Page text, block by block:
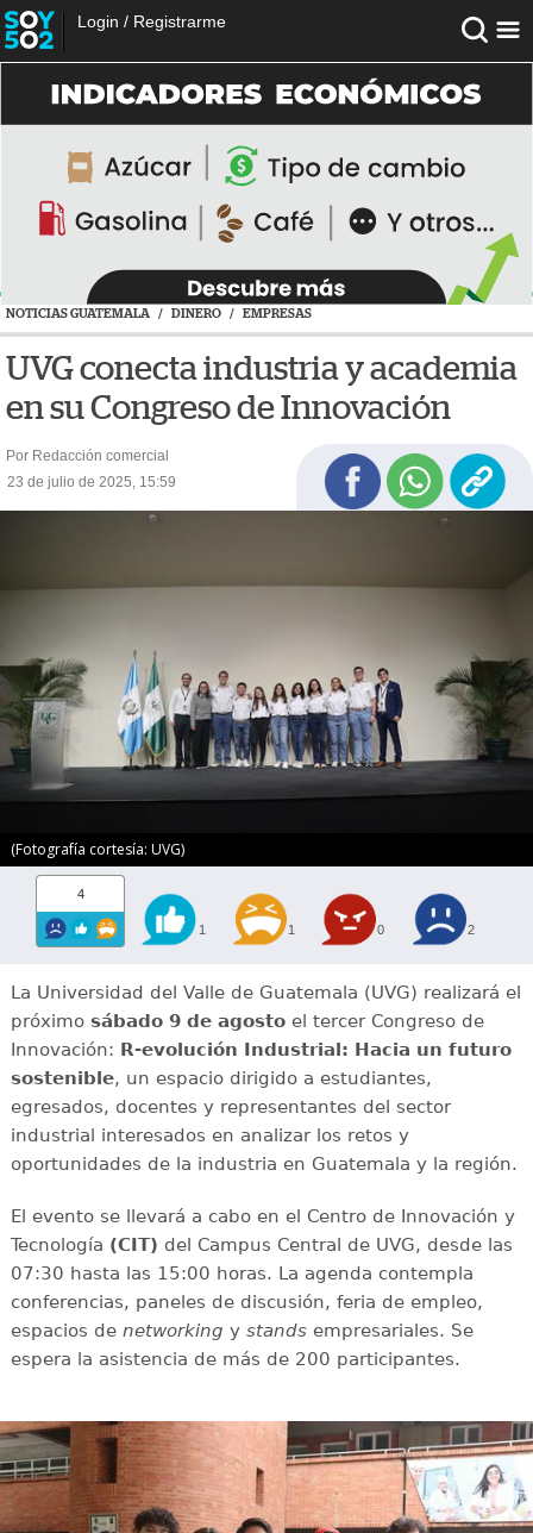
Login / Registrarme
NOTICIAS GUATEMALA / DINERO / EMPRESAS
UVG conecta industria y academia
en su Congreso de Innovación
Por Redacción comercial
23 de julio de 2025, 15:59
(Fotografía cortesía: UVG)
4
1 1 0 2
La Universidad del Valle de Guatemala (UVG) realizará el
próximo sábado 9 de agostoel tercer Congreso de
Innovación: R-evolución Industrial: Hacia un futuro
sostenible, un espacio dirigido a estudiantes,
egresados, docentes y representantes del sector
industrial interesados en analizar los retos y
oportunidades de la industria en Guatemala y la región.
El evento se llevará a cabo en el Centro de Innovación y
Tecnología (CIT) del Campus Central de UVG, desde las
07:30 hasta las 15:00 horas. La agenda contempla
conferencias, paneles de discusión, feria de empleo,
espacios de networking y standsempresariales. Se
espera la asistencia de más de 200 participantes.